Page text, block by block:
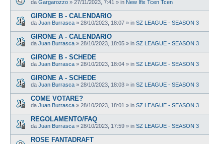
da Gargarozzo » 27/11/2023, 7:41 » in New Ifix Tcen Tcen
GIRONE B - CALENDARIO
da Juan Burrasca » 28/10/2023, 18:07 » in SZ LEAGUE - SEASON 3
GIRONE A - CALENDARIO
da Juan Burrasca » 28/10/2023, 18:05 » in SZ LEAGUE - SEASON 3
GIRONE B - SCHEDE
da Juan Burrasca » 28/10/2023, 18:04 » in SZ LEAGUE - SEASON 3
GIRONE A - SCHEDE
da Juan Burrasca » 28/10/2023, 18:03 » in SZ LEAGUE - SEASON 3
COME VOTARE?
da Juan Burrasca » 28/10/2023, 18:01 » in SZ LEAGUE - SEASON 3
REGOLAMENTO/FAQ
da Juan Burrasca » 28/10/2023, 17:59 » in SZ LEAGUE - SEASON 3
ROSE FANTADRAFT